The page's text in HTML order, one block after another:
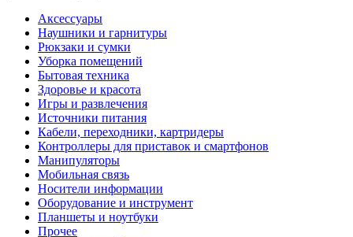
Аксессуары
Наушники и гарнитуры
Рюкзаки и сумки
Уборка помещений
Бытовая техника
Здоровье и красота
Игры и развлечения
Источники питания
Кабели, переходники, картридеры
Контроллеры для приставок и смартфонов
Манипуляторы
Мобильная связь
Носители информации
Оборудование и инструмент
Планшеты и ноутбуки
Прочее